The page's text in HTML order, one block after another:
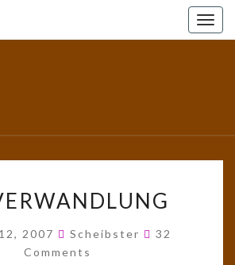
School!
VERWANDLUNG
2007 Scheibster Comments
32
Comments